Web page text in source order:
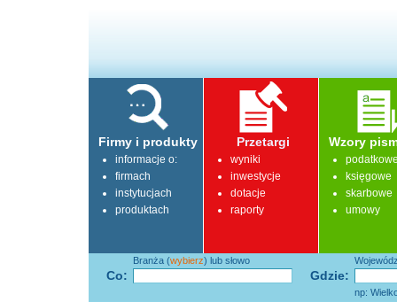
Firmy i produkty
informacje o:
firmach
instytucjach
produktach
Przetargi
wyniki
inwestycje
dotacje
raporty
Wzory
księgowe
skarbowe
umowy
Co: Gdzie:
Branża (wybierz) lub słowo
np: